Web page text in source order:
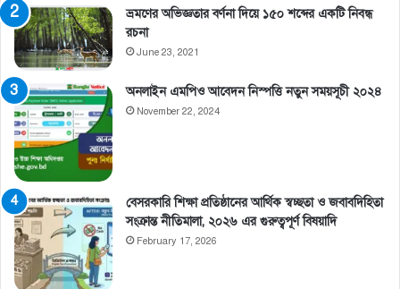
ভ্রমণের অভিজ্ঞতার বর্ণনা দিয়ে ১৫০ শব্দের একটি নিবন্ধ
রচনা
June 23, 2021
অনলাইন এমপিও আবেদন নিস্পত্তি নতুন সময়সূচী ২০২৪
November 22, 2024
বেসরকারি শিক্ষা প্রতিষ্ঠানের আর্থিক স্বচ্ছতা ও জবাবদিহিতা
সংক্রান্ত নীতিমালা, ২০২৬ এর গুরুত্বপূর্ণ বিষয়াদি
February 17, 2026